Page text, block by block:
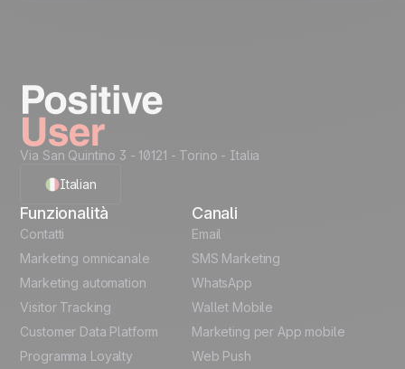
Via San Quintino 3 - 10121 - Torino - Italia
Italian
English
French
Polish
German
Funzionalità
Contatti
Marketing omnicanale
Marketing automation
Visitor Tracking
Customer Data Platform
Programma Loyalty
Canali
Email
SMS Marketing
WhatsApp
Wallet Mobile
Marketing per App mobile
Web Push